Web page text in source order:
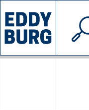
INIZIATIVE
©